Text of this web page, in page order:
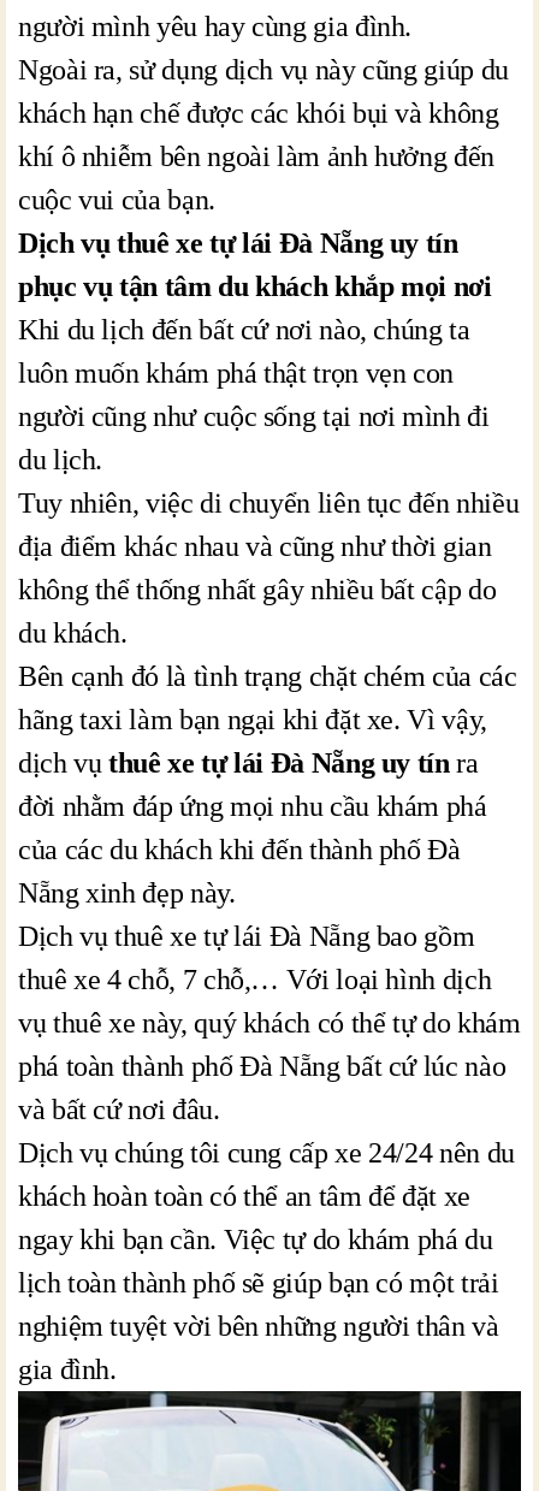
người mình yêu hay cùng gia đình.
Ngoài ra, sử dụng dịch vụ này cũng giúp du
khách hạn chế được các khói bụi và không
khí ô nhiễm bên ngoài làm ảnh hưởng đến
cuộc vui của bạn.
Dịch vụ thuê xe tự lái Đà Nẵng uy tín
phục vụ tận tâm du khách khắp mọi nơi
Khi du lịch đến bất cứ nơi nào, chúng ta
luôn muốn khám phá thật trọn vẹn con
người cũng như cuộc sống tại nơi mình đi
du lịch.
Tuy nhiên, việc di chuyển liên tục đến nhiều
địa điểm khác nhau và cũng như thời gian
không thể thống nhất gây nhiều bất cập do
du khách.
Bên cạnh đó là tình trạng chặt chém của các
hãng taxi làm bạn ngại khi đặt xe. Vì vậy,
dịch vụthuê xe tự lái Đà Nẵng uy tín ra
đời nhằm đáp ứng mọi nhu cầu khám phá
của các du khách khi đến thành phố Đà
Nẵng xinh đẹp này.
Dịch vụ thuê xe tự lái Đà Nẵng bao gồm
thuê xe 4 chỗ, 7 chỗ,… Với loại hình dịch
vụ thuê xe này, quý khách có thể tự do khám
phá toàn thành phố Đà Nẵng bất cứ lúc nào
và bất cứ nơi đâu.
Dịch vụ chúng tôi cung cấp xe 24/24 nên du
khách hoàn toàn có thể an tâm để đặt xe
ngay khi bạn cần. Việc tự do khám phá du
lịch toàn thành phố sẽ giúp bạn có một trải
nghiệm tuyệt vời bên những người thân và
gia đình.